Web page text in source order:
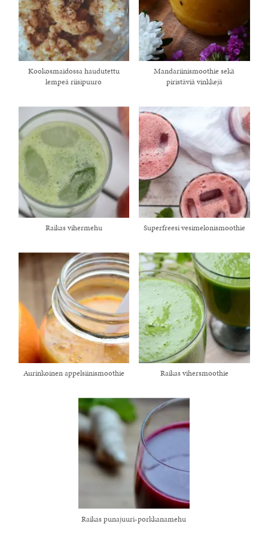
Kookosmaidossa haudutettu
lempeä riisipuuro
Mandariinismoothie sekä
piristäviä vinkkejä
Raikas vihermehu Superfreesi vesimelonismoothie
Aurinkoinen appelsiinismoothie Raikas vihersmoothie
Raikas punajuuri-porkkanamehu